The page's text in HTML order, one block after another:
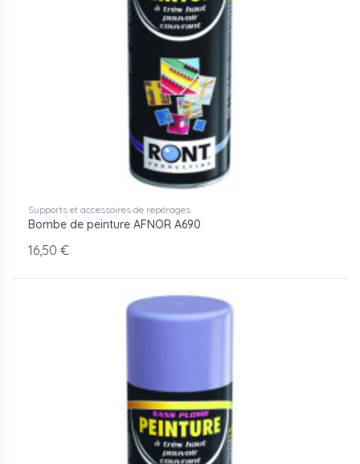
Supports et accessoires de repérages
Bombe de peinture AFNOR A690
16,50 €